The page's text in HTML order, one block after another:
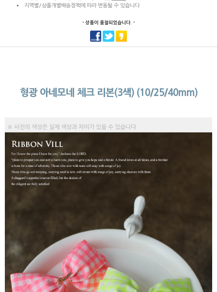
지역별/상품개별배송정책에 따라 변동될 수 있습니다
- 상품이 품절되었습니다. -
형광 아네모네 체크 리본(3색) (10/25/40mm)
※ 사진의 색상은 실제 색상과 차이가 있을 수 있습니다